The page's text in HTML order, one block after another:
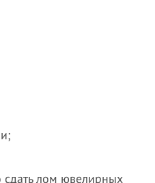
лом ювелирных